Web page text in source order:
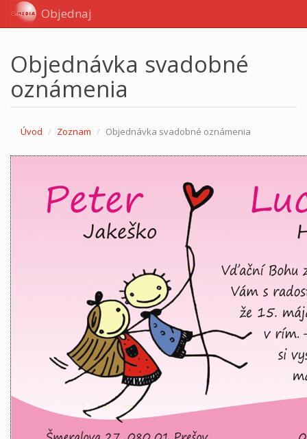
Objednaj
Objednávka svadobné
oznámenia
Úvod Zoznam Objednávka svadobné oznámenia